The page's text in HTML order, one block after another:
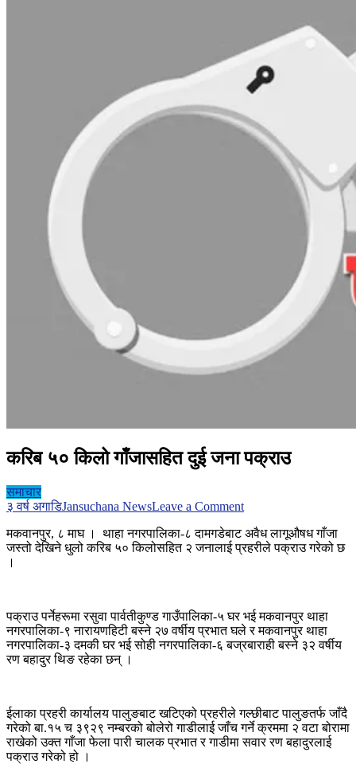
करिब ५० किलो गाँजासहित दुई जना पक्राउ
समाचार
३ वर्ष अगाडिJansuchana NewsLeave a Commenton
५०
किलो
पक्राउ
मकवानपुर, ८ माघ । थाहा नगरपालिका-८ दामगडेबाट अवैध लागूऔषध गाँजा
जस्तो देखिने धुलो करिब ५० किलोसहित २ जनालाई प्रहरीले पक्राउ गरेको छ
।
पक्राउ पर्नेहरूमा रसुवा पार्वतीकुण्ड गाउँपालिका-५ घर भई मकवानपुर थाहा
नगरपालिका-९ नारायणहिटी बस्ने २७ वर्षीय प्रभात घले र मकवानपुर थाहा
नगरपालिका-३ दमकी घर भई सोही नगरपालिका-६ बज्रबाराही बस्ने ३२ वर्षीय
रण बहादुर थिङ रहेका छन् ।
ईलाका प्रहरी कार्यालय पालुङबाट खटिएको प्रहरीले गल्छीबाट पालुङतर्फ जाँदै
गरेको बा.१५ च ३९२९ नम्बरको बोलेरो गाडीलाई जाँच गर्ने क्रममा २ वटा बोरामा
राखेको उक्त गाँजा फेला पारी चालक प्रभात र गाडीमा सवार रण बहादुरलाई
पक्राउ गरेको हो ।